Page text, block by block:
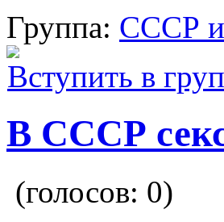
Группа: СССР и
Вступить в
В СССР
(голосов: 0)